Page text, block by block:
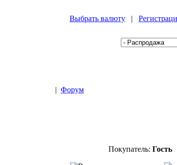
Выбрать валюту |
| Форум
Покупатель: Гость